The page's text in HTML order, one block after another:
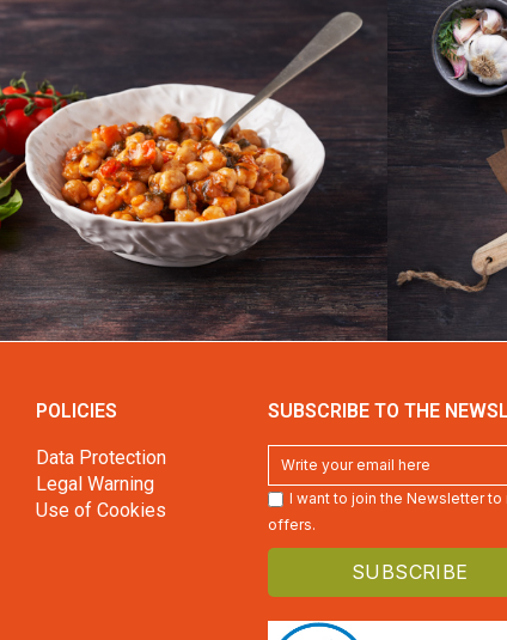
POLICIES
Data Protection
Legal Warning
Use of Cookies
SUBSCRIBE TO THE
I want to join the Newsletter
offers.